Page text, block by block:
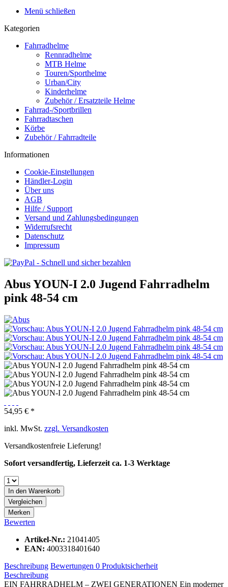
Menü schließen
Kategorien
Fahrradhelme
Rennradhelme
MTB Helme
Touren/Sporthelme
Urban/City
Kinderhelme
Zubehör / Ersatzteile Helme
Fahrrad-/Sportbrillen
Fahrradtaschen
Körbe
Zubehör / Fahrradteile
Informationen
Cookie-Einstellungen
Händler-Login
Über uns
AGB
Hilfe / Support
Versand und Zahlungsbedingungen
Widerrufsrecht
Datenschutz
Impressum
Abus YOUN-I 2.0 Jugend Fahrradhelm
pink 48-54 cm
54,95 € *
inkl. MwSt. zzgl. Versandkosten
Versandkostenfreie Lieferung!
Sofort versandfertig, Lieferzeit ca. 1-3 Werktage
In den Warenkorb
Vergleichen
Merken
Bewerten
Artikel-Nr.: 21041405
EAN: 4003318401640
Beschreibung Bewertungen 0 Produktsicherheit
Beschreibung
EIN FAHRRADHELM – ZWEI GENERATIONEN Ein moderner